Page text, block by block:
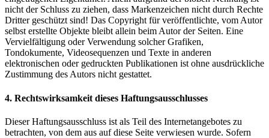
nicht der Schluss zu ziehen, dass Markenzeichen nicht durch Rechte
Dritter geschützt sind! Das Copyright für veröffentlichte, vom Autor
selbst erstellte Objekte bleibt allein beim Autor der Seiten. Eine
Vervielfältigung oder Verwendung solcher Grafiken,
Tondokumente, Videosequenzen und Texte in anderen
elektronischen oder gedruckten Publikationen ist ohne ausdrückliche
Zustimmung des Autors nicht gestattet.
4. Rechtswirksamkeit dieses Haftungsausschlusses
Dieser Haftungsausschluss ist als Teil des Internetangebotes zu
betrachten, von dem aus auf diese Seite verwiesen wurde. Sofern